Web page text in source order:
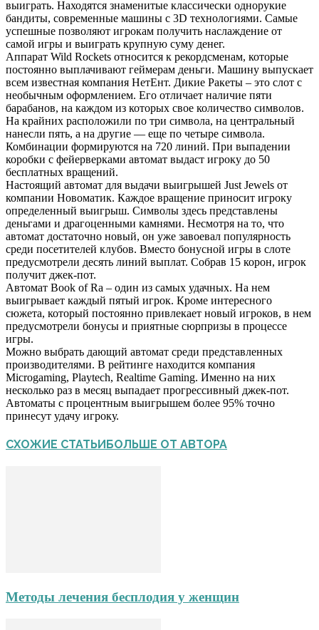
выиграть. Находятся знаменитые классически однорукие
бандиты, современные машины с 3D технологиями. Самые
успешные позволяют игрокам получить наслаждение от
самой игры и выиграть крупную суму денег.
Аппарат Wild Rockets относится к рекордсменам, которые
постоянно выплачивают геймерам деньги. Машину выпускает
всем известная компания НетЕнт. Дикие Ракеты – это слот с
необычным оформлением. Его отличает наличие пяти
барабанов, на каждом из которых свое количество символов.
На крайних расположили по три символа, на центральный
нанесли пять, а на другие — еще по четыре символа.
Комбинации формируются на 720 линий. При выпадении
коробки с фейерверками автомат выдаст игроку до 50
бесплатных вращений.
Настоящий автомат для выдачи выигрышей Just Jewels от
компании Новоматик. Каждое вращение приносит игроку
определенный выигрыш. Символы здесь представлены
деньгами и драгоценными камнями. Несмотря на то, что
автомат достаточно новый, он уже завоевал популярность
среди посетителей клубов. Вместо бонусной игры в слоте
предусмотрели десять линий выплат. Собрав 15 корон, игрок
получит джек-пот.
Автомат Book of Ra – один из самых удачных. На нем
выигрывает каждый пятый игрок. Кроме интересного
сюжета, который постоянно привлекает новый игроков, в нем
предусмотрели бонусы и приятные сюрпризы в процессе
игры.
Можно выбрать дающий автомат среди представленных
производителями. В рейтинге находится компания
Microgaming, Playtech, Realtime Gaming. Именно на них
несколько раз в месяц выпадает прогрессивный джек-пот.
Автоматы с процентным выигрышем более 95% точно
принесут удачу игроку.
СХОЖИЕ СТАТЬИБОЛЬШЕ ОТ АВТОРА
Методы лечения бесплодия у женщин